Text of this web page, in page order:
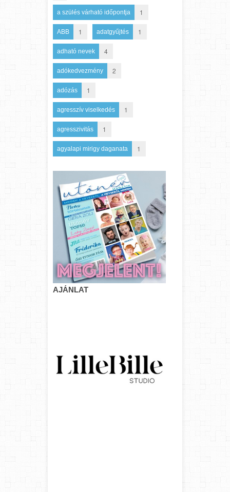
a szülés várható időpontja 1
ABB 1 adatgyűjtés 1
adható nevek 4
adókedvezmény 2
adózás 1
agresszív viselkedés 1
agresszivitás 1
agyalapi mirigy daganata 1
AJÁNLAT